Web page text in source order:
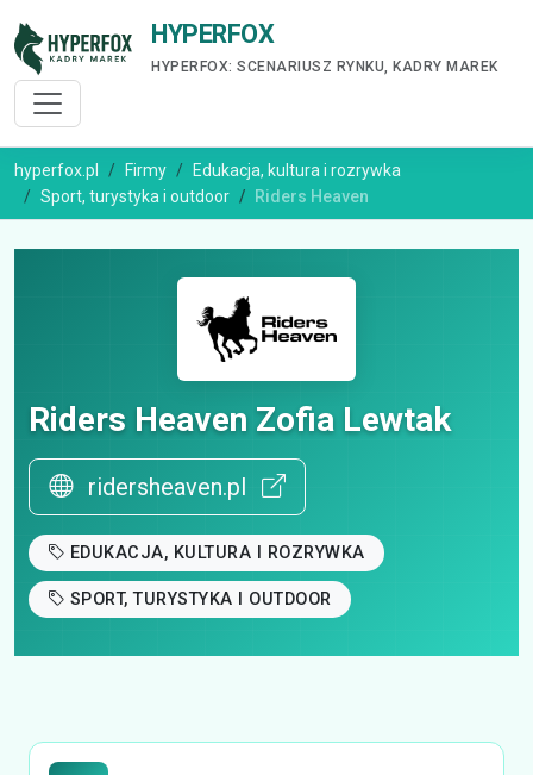
HYPERFOX
HYPERFOX: SCENARIUSZ RYNKU, KADRY MAREK
hyperfox.pl Firmy
Edukacja, kultura i rozrywka
Sport, turystyka i outdoor
Riders Heaven
Riders Heaven Zofia Lewtak
ridersheaven.pl
EDUKACJA, KULTURA I ROZRYWKA
SPORT, TURYSTYKA I OUTDOOR